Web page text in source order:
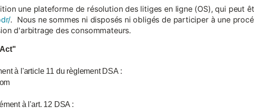
une plateforme de résolution des litiges en ligne (OS), qui peut
. Nous ne sommes ni disposés ni obligés de participer à une
d'arbitrage des consommateurs.
à l'article 11 du règlement DSA :
à l'art. 12 DSA :